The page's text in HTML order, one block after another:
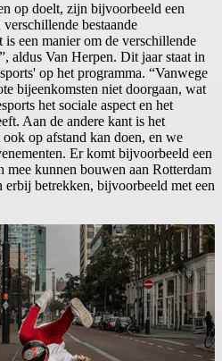
op doelt, zijn bijvoorbeeld een
bestaande
een manier om de verschillende
aldus Van Herpen. Dit jaar staat in
op het programma. “Vanwege
bijeenkomsten niet doorgaan, wat
het sociale aspect en het
Aan de andere kant is het
op afstand kan doen, en we
Er komt bijvoorbeeld een
mee kunnen bouwen aan Rotterdam
betrekken, bijvoorbeeld met een